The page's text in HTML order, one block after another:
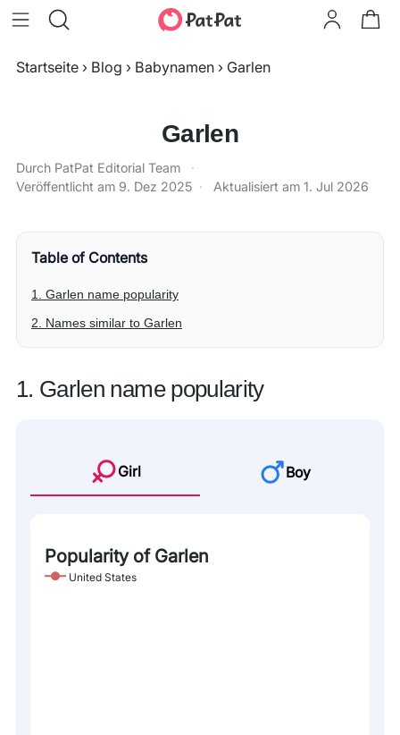
Startseite › Blog › Babynamen › Garlen
Garlen
Durch PatPat Editorial Team
·
Veröffentlicht am 9. Dez 2025 · Aktualisiert am 1. Jul 2026
Table of Contents
1. Garlen name popularity
2. Names similar to Garlen
1. Garlen name popularity
Girl Boy
Popularity of Garlen
United States